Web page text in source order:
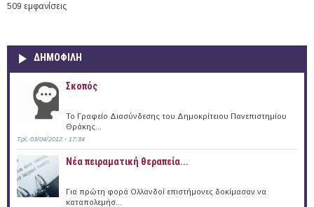
509 εμφανίσεις
ΔΗΜΟΦΙΛΗ
Σκοπός
Το Γραφείο Διασύνδεσης του Δημοκρίτειου Πανεπιστημίου
Θράκης...
Τρί, 03/04/2012 - 17:34
Νέα πειραματική θεραπεία...
Για πρώτη φορά Ολλανδοί επιστήμονες δοκίμασαν να
καταπολεμήσ...